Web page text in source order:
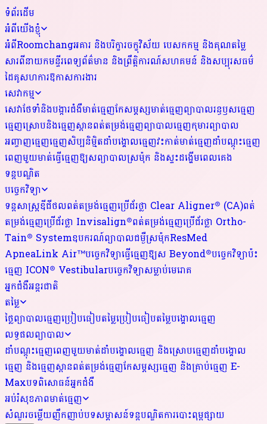
ទំព័រដើម
អំពីយើងខ្ញុំ
អំពីRoomchangអគារ និងបរិក្ខារចក្ខុវិស័យ បេសកកម្ម និងគុណតម្លៃ
សារពីនាយកមន្ទីរពេទ្យព័ត៌មាន និងព្រឹត្តិការណ៍សហគមន៍ និងសប្បុរសធម៌
ដៃគូសហការឱកាសការងារ
សេវាកម្ម
សេវាថែទាំនិងបង្ការជំងឺមាត់ធ្មេញកែសម្ភស្សមាត់ធ្មេញព្យាបាលរន្ធឫសធ្មេញ
ធ្មេញស្រោបនិងធ្មេញស្ពានពត់តម្រង់ធ្មេញព្យាបាលធ្មេញកុមារព្យាបាល
អញ្ចាញធ្មេញធ្មេញសិប្បនិម្មិតដាំបង្គោលធ្មេញវះកាត់មាត់ធ្មេញដាំបណ្តុះធ្មេញ
ពេញមួយមាត់ធ្វើធ្មេញឱ្យសព្យាបាលស្រម៉ុក និងស្ទះដង្ហើមពេលគេង
ទន្តបណ្ឌិត
បច្ចេកវិទ្យា
ទន្តសាស្ត្រឌីជីថលពត់តម្រង់ធ្មេញប្រើជ័រថ្លា Clear Aligner® (CA)ពត់
តម្រង់ធ្មេញប្រើជ័រថ្លា Invisalign®ពត់តម្រង់ធ្មេញប្រើជ័រថ្លា Ortho-
Tain® Systemឧបករណ៍ព្យាបាលជម្ងឺស្រម៉ុកResMed
ApneaLink Air™បច្ចេកវិទ្យាធ្វើធ្មេញឱ្យស Beyond®បច្ចេកវិទ្យាប៉ះ
ធ្មេញ ICON® Vestibularបច្ចេកវិទ្យាសម្លាប់មេរោគ
អ្នកជំងឺអន្តរជាតិ
តម្លៃ
ថ្លៃព្យាបាលធ្មេញប្រៀបធៀបតម្លៃប្រៀបធៀបតម្លៃបង្គោលធ្មេញ
លទ្ធផលព្យាបាល
ដាំបណ្តុះធ្មេញពេញមួយមាត់ដាំបង្គោលធ្មេញ និងស្រោបធ្មេញដាំបង្គោល
ធ្មេញ និងធ្មេញស្ពានពត់តម្រង់ធ្មេញកែសម្ភស្សធ្មេញ និងគ្រាប់ធ្មេញ E-
Maxបទពិសោធន៍អ្នកជំងឺ
អប់រំសុខភាពមាត់ធ្មេញ
សំណួរចម្លើយញឹកញាប់បទសម្ភាសន៍ទន្តបណ្ឌិតការបោះពុម្ពផ្សាយ